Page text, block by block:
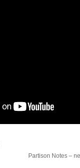
Partison Notes –